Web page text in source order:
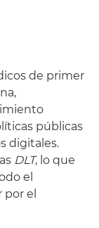
de primer
públicas
digitales.
DLT, lo que
el
el